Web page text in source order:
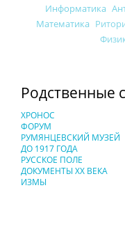
Информатика
Математика
Родственные
ХРОНОС
ФОРУМ
РУМЯНЦЕВСКИЙ МУЗЕЙ
ДО 1917 ГОДА
РУССКОЕ ПОЛЕ
ДОКУМЕНТЫ XX ВЕКА
ИЗМЫ